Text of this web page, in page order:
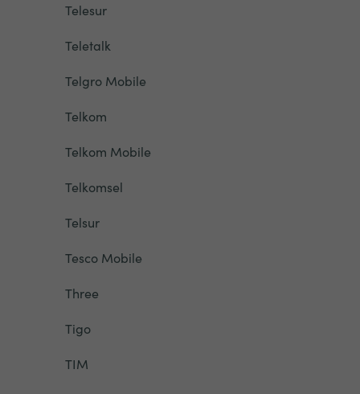
Telesur
Teletalk
Telgro Mobile
Telkom
Telkom Mobile
Telkomsel
Telsur
Tesco Mobile
Three
Tigo
TIM